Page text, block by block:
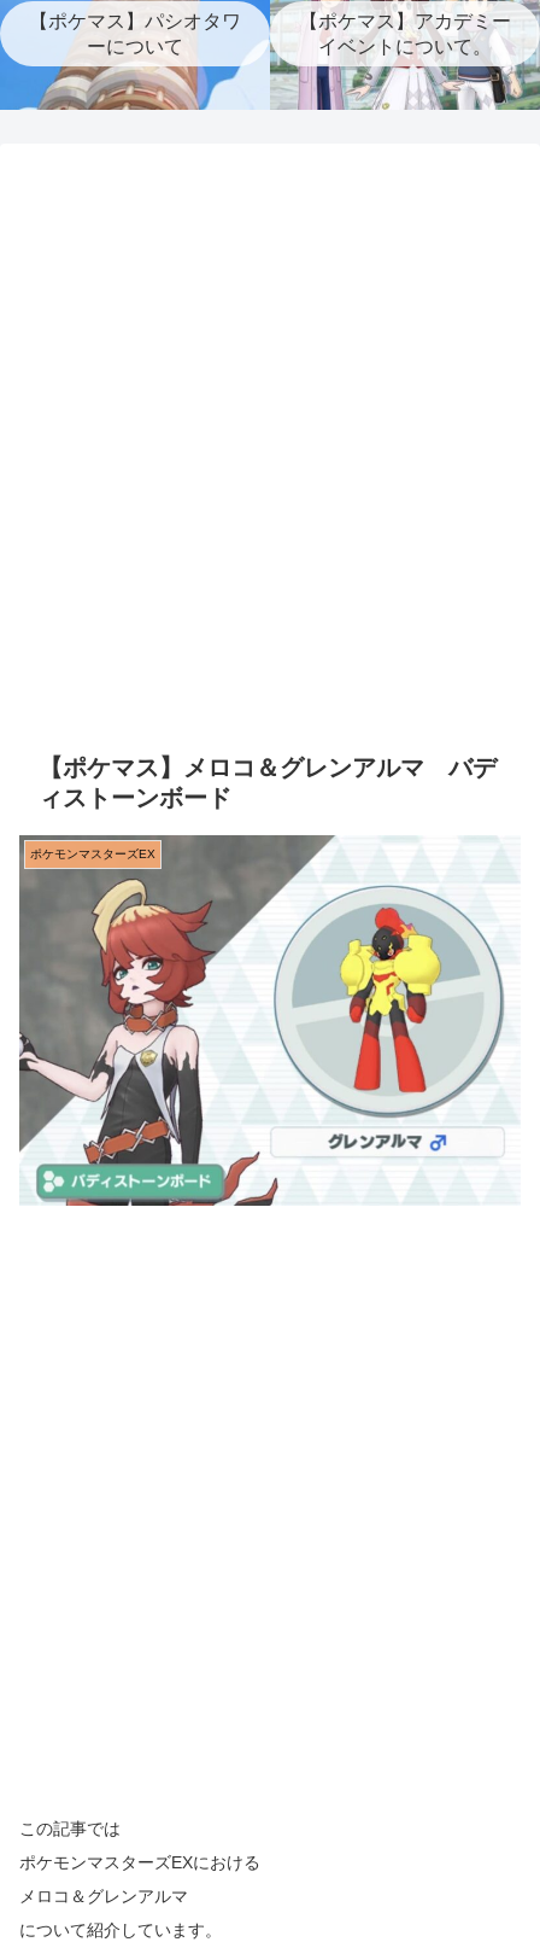
【ポケマス】パシオタワ
ーについて
【ポケマス】アカデミー
イベントについて。
【ポケマス】メロコ＆グレンアルマ バデ
ィストーンボード
ポケモンマスターズEX
この記事では
ポケモンマスターズEXにおける
メロコ＆グレンアルマ
について紹介しています。